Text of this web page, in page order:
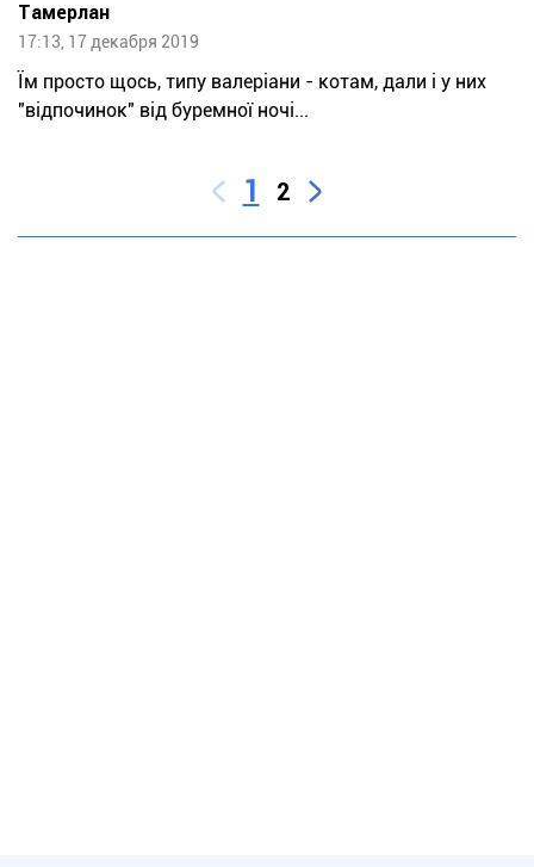
Тaмeрлан
17:13, 17 декабря 2019
Їм просто щось, типу валеріани - котам, дали і у них
"відпочинок" від буремної ночі...
1 2